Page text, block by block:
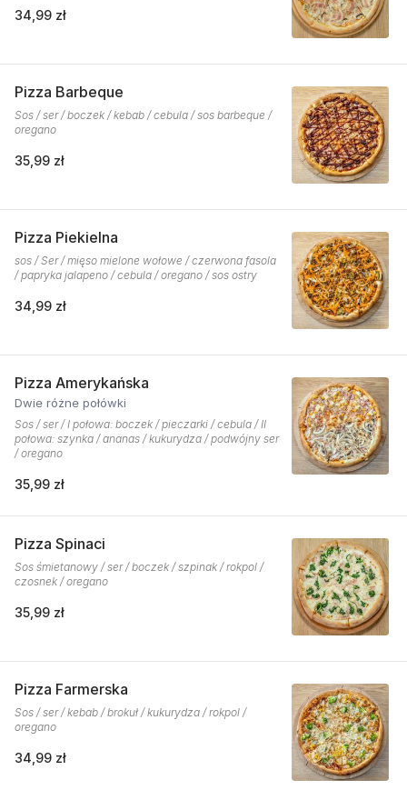
34,99 zł
Pizza Barbeque
Sos / ser / boczek / kebab / cebula / sos barbeque /
oregano
35,99 zł
Pizza Piekielna
sos / Ser / mięso mielone wołowe / czerwona fasola
/ papryka jalapeno / cebula / oregano / sos ostry
34,99 zł
Pizza Amerykańska
Dwie różne połówki
Sos / ser / I połowa: boczek / pieczarki / cebula / II
połowa: szynka / ananas / kukurydza / podwójny ser
/ oregano
35,99 zł
Pizza Spinaci
Sos śmietanowy / ser / boczek / szpinak / rokpol /
czosnek / oregano
35,99 zł
Pizza Farmerska
Sos / ser / kebab / brokuł / kukurydza / rokpol /
oregano
34,99 zł